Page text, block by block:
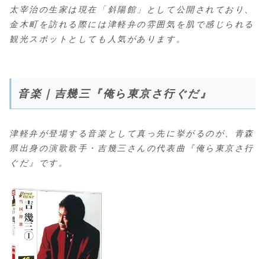
太宰治の生家は現在「斜陽館」として公開されており、
金木町を訪れる際には津軽弁の雰囲気を肌で感じられる
観光スポットとしても人気があります。
音楽｜吉幾三『俺ら東京さ行ぐだ』
津軽弁が登場する音楽として真っ先に挙がるのが、青森
県出身の演歌歌手・吉幾三さんの代表曲『俺ら東京さ行
ぐだ』です。